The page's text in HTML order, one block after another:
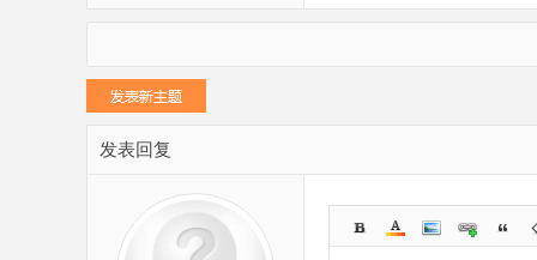
发表回复